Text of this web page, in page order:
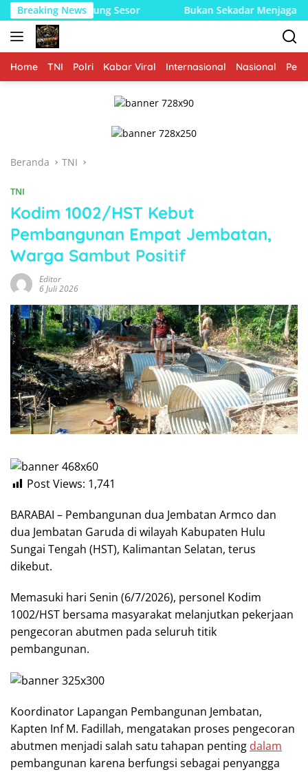
Langsung
ke
konten
Breaking News
Sesor Bukan Sekadar Menjaga Keamanan, Koops
Home TNI Polri Kabar Viral Internasional Nasional
Beranda TNI
TNI
Kodim 1002/HST Kebut
Pembangunan Empat Jembatan,
Warga Sambut Positif
Editor
6 Juli 2026
Post Views: 1,741
BARABAI – Pembangunan dua Jembatan Armco dan
dua Jembatan Garuda di wilayah Kabupaten Hulu
Sungai Tengah (HST), Kalimantan Selatan, terus
dikebut.
Memasuki hari Senin (6/7/2026), personel Kodim
1002/HST bersama masyarakat melanjutkan pekerjaan
pengecoran abutmen pada seluruh titik
pembangunan.
Koordinator Lapangan Pembangunan Jembatan,
Kapten Inf M. Fadillah, mengatakan proses pengecoran
abutmen menjadi salah satu tahapan penting dalam
pembangunan karena berfungsi sebagai penyangga